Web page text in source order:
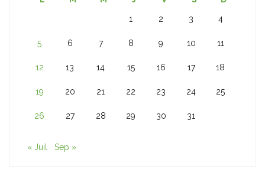
1 2 3 4
5 6 7 8 9 10 11
12 13 14 15 16 17 18
19 20 21 22 23 24 25
26 27 28 29 30 31
« Juil Sep »